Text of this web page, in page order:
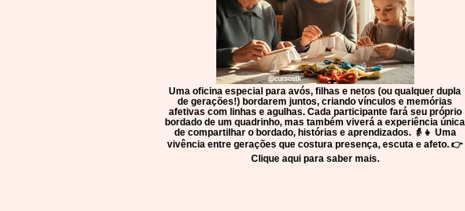
Uma oficina especial para avós, filhas e netos (ou qualquer dupla
de gerações!) bordarem juntos, criando vínculos e memórias
afetivas com linhas e agulhas. Cada participante fará seu próprio
bordado de um quadrinho, mas também viverá a experiência única
de compartilhar o bordado, histórias e aprendizados. 👵👧 Uma
vivência entre gerações que costura presença, escuta e afeto. 👉
Clique aqui para saber mais.